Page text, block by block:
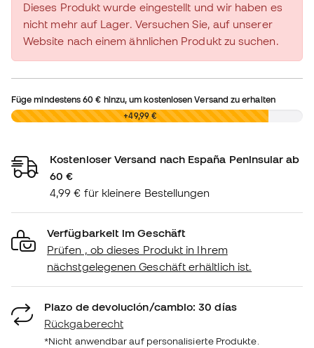
Dieses Produkt wurde eingestellt und wir haben es
nicht mehr auf Lager. Versuchen Sie, auf unserer
Website nach einem ähnlichen Produkt zu suchen.
Füge mindestens60 € hinzu, um kostenlosen Versand zu erhalten
0,00 € +49,99 €
Kostenloser Versand nach España Peninsular ab
60 €
4,99 € für kleinere Bestellungen
Verfügbarkeit im Geschäft
Prüfen , ob dieses Produkt in Ihrem
nächstgelegenen Geschäft erhältlich ist.
Plazo de devolución/cambio: 30 días
Rückgaberecht
*Nicht anwendbar auf personalisierte Produkte.